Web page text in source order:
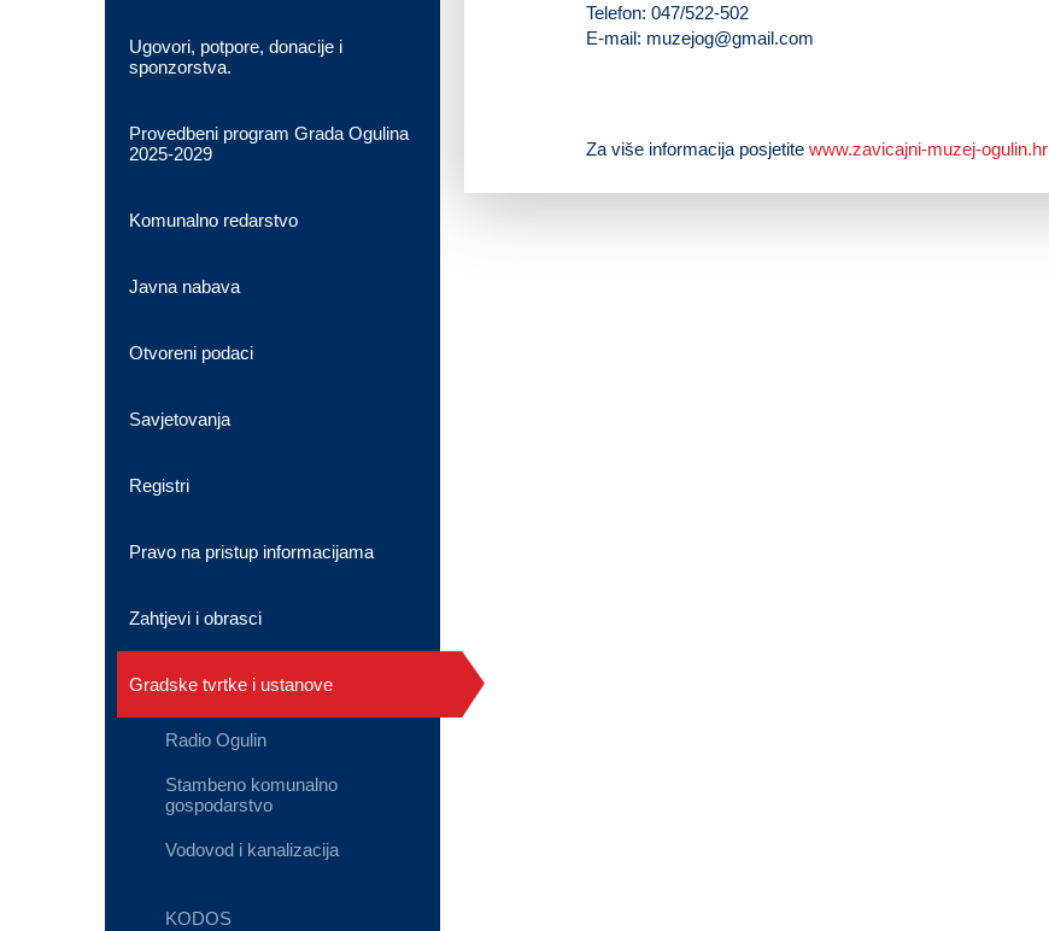
Telefon: 047/522-502
E-mail: muzejog@gmail.com
Za više informacija posjetite www.zavicajni-muzej-ogulin.hr
Ugovori, potpore, donacije i
sponzorstva.
Provedbeni program Grada Ogulina
2025-2029
Komunalno redarstvo
Javna nabava
Otvoreni podaci
Savjetovanja
Registri
Pravo na pristup informacijama
Zahtjevi i obrasci
Gradske tvrtke i ustanove
Radio Ogulin
Stambeno komunalno
gospodarstvo
Vodovod i kanalizacija
KODOS